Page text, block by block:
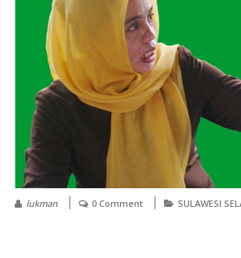
lukman 0 Comment SULAWESI